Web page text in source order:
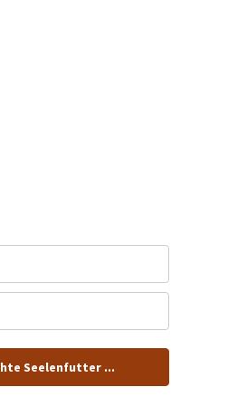
Seelenfutter ...